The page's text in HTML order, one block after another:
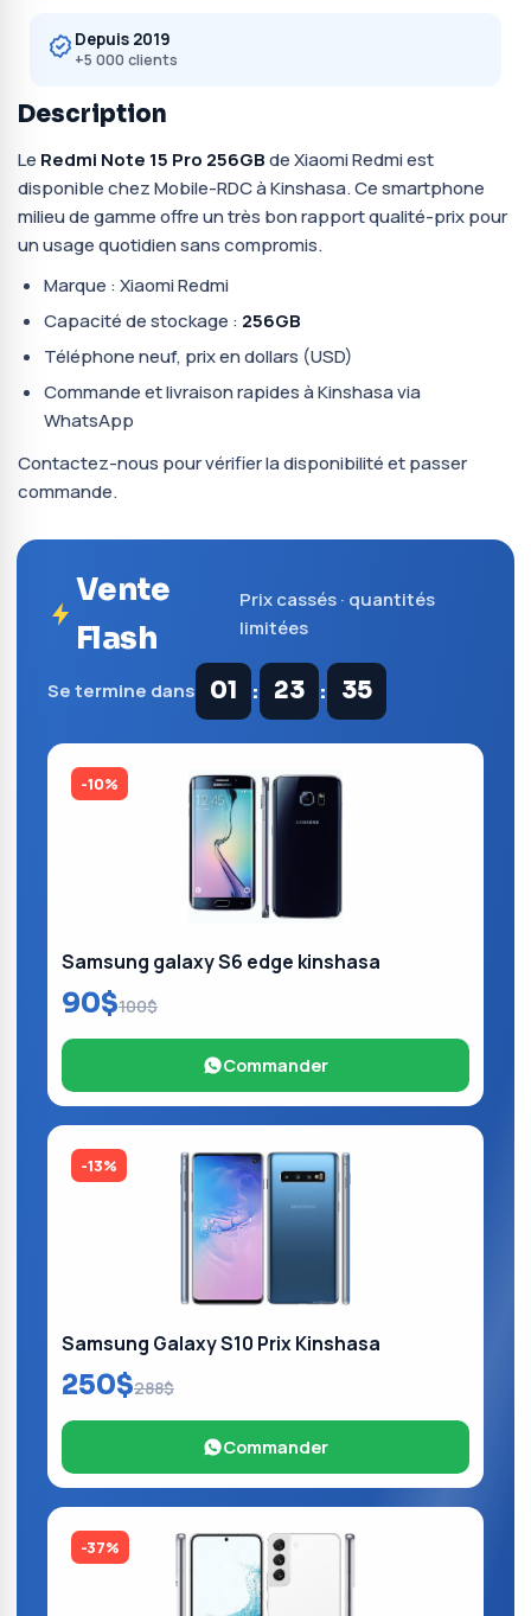
Depuis 2019
+5 000 clients
Description
Le Redmi Note 15 Pro 256GBde Xiaomi Redmi est
disponible chez Mobile-RDC à Kinshasa. Ce smartphone
milieu de gamme offre un très bon rapport qualité-prix pour
un usage quotidien sans compromis.
Marque : Xiaomi Redmi
Capacité de stockage : 256GB
Téléphone neuf, prix en dollars (USD)
Commande et livraison rapides à Kinshasa via
WhatsApp
Contactez-nous pour vérifier la disponibilité et passer
commande.
Vente
Flash
Prix cassés · quantités
limitées
Se termine dans 01 : 23 : 34
-10%
Samsung galaxy S6 edge kinshasa
90$100$
Commander
-13%
Samsung Galaxy S10 Prix Kinshasa
250$288$
Commander
-37%